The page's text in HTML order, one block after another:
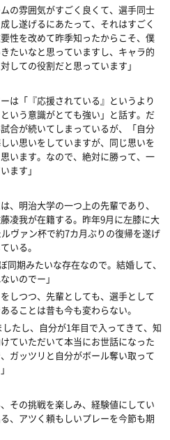
の雰囲気がすごく良くて、選手同士
し遂げるにあたって、それはすごく
性を改めて昨季知ったからこそ、僕
たいなと思っていますし、キャラ的
しての役割だと思っています」
は「『応援されている』というより
いう意識がとても強い」と話す。だ
合が続いてしまっているが、「自分
い思いをしていますが、同じ思いを
います。なので、絶対に勝って、一
ます」
、明治大学の一つ上の先輩であり、
凌我が在籍する。昨年9月に左膝に大
ヴァン杯で約7カ月ぶりの復帰を遂げ
いる。
同期みたいな存在なので。結婚して、
いのでー」
しつつ、先輩としても、選手として
ることは昔も今も変わらない。
たし、自分が1年目で入ってきて、知
ていただいて本当にお世話になった
ガッツリと自分がボール奪い取って
その挑戦を楽しみ、経験値にしてい
、アツく頼もしいプレーを今節も期